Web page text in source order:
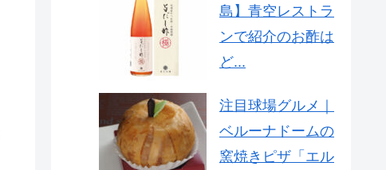
島】青空レストラ
ンで紹介のお酢は
ど...
注目球場グルメ｜
ベルーナドームの
窯焼きピザ「エル